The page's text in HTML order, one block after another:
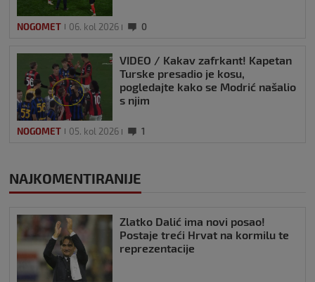
NOGOMET 06. kol 2026 0
VIDEO / Kakav zafrkant! Kapetan
Turske presadio je kosu,
pogledajte kako se Modrić našalio
s njim
NOGOMET 05. kol 2026 1
NAJKOMENTIRANIJE
Zlatko Dalić ima novi posao!
Postaje treći Hrvat na kormilu te
reprezentacije